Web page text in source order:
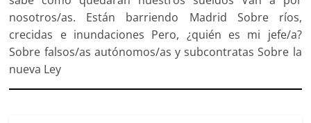
nosotros/as. Están barriendo Madrid Sobre ríos,
crecidas e inundaciones Pero, ¿quién es mi jefe/a?
Sobre falsos/as autónomos/as y subcontratas Sobre la
nueva Ley